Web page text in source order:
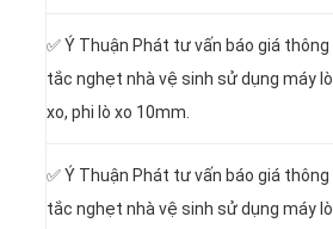
✅ Ý Thuận Phát tư vấn báo giá thông
tắc nghẹt nhà vệ sinh sử dụng máy lò
xo, phi lò xo 10mm.
✅ Ý Thuận Phát tư vấn báo giá thông
tắc nghẹt nhà vệ sinh sử dụng máy lò